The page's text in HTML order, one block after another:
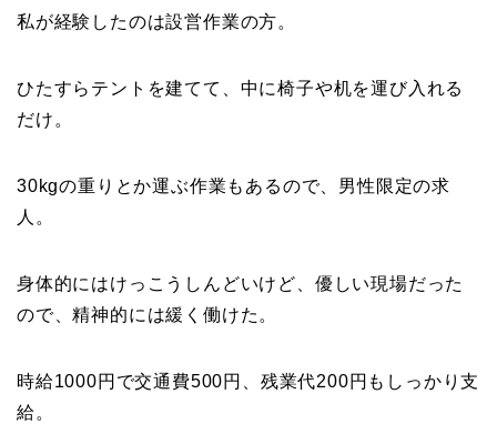
私が経験したのは設営作業の方。
ひたすらテントを建てて、中に椅子や机を運び入れる
だけ。
30kgの重りとか運ぶ作業もあるので、男性限定の求
人。
身体的にはけっこうしんどいけど、優しい現場だった
ので、精神的には緩く働けた。
時給1000円で交通費500円、残業代200円もしっかり支
給。